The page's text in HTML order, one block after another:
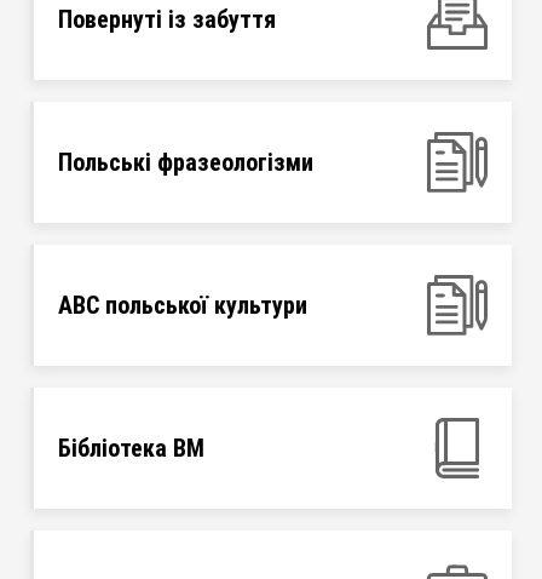
Повернуті із забуття
Польські фразеологізми
ABC польської культури
Бібліотека ВМ